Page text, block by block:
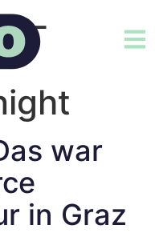
e-
war
in Graz